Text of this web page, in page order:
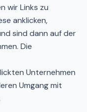
wir Links zu
anklicken,
sind dann auf der
Die
Unternehmen
Umgang mit